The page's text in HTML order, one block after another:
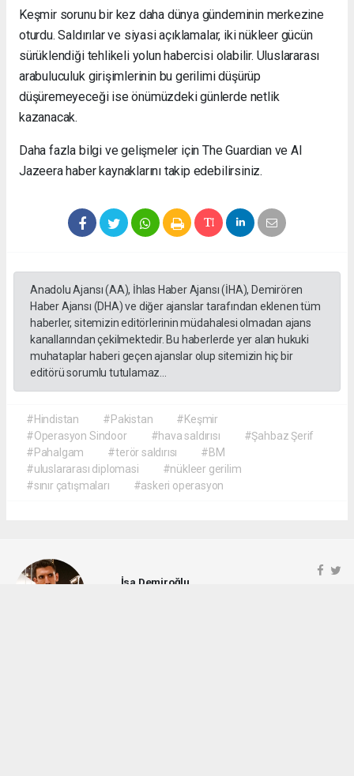
Keşmir sorunu bir kez daha dünya gündeminin merkezine
oturdu. Saldırılar ve siyasi açıklamalar, iki nükleer gücün
sürüklendiği tehlikeli yolun habercisi olabilir. Uluslararası
arabuluculuk girişimlerinin bu gerilimi düşürüp
düşüremeyeceği ise önümüzdeki günlerde netlik
kazanacak.
Daha fazla bilgi ve gelişmeler için The Guardian ve Al
Jazeera haber kaynaklarını takip edebilirsiniz.
Anadolu Ajansı (AA), İhlas Haber Ajansı (İHA), Demirören
Haber Ajansı (DHA) ve diğer ajanslar tarafından eklenen tüm
haberler, sitemizin editörlerinin müdahalesi olmadan ajans
kanallarından çekilmektedir. Bu haberlerde yer alan hukuki
muhataplar haberi geçen ajanslar olup sitemizin hiç bir
editörü sorumlu tutulamaz...
#Hindistan #Pakistan
#Keşmir
#Operasyon Sindoor
#hava saldırısı
#Şahbaz Şerif
#Pahalgam
#terör saldırısı
#BM
#uluslararası diplomasi
#nükleer gerilim
#sınır çatışmaları
#askeri operasyon
İsa Demiroğlu